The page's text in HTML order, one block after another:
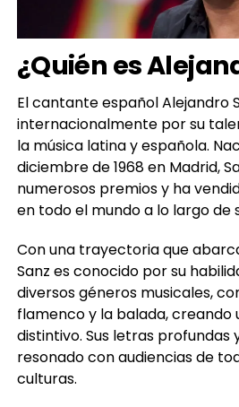
¿Quién es
El cantante español Alejandro
internacionalmente por su
la música latina y española.
diciembre de 1968 en Madrid,
numerosos premios y ha
en todo el mundo a lo largo de
Con una trayectoria que
Sanz es conocido por su
diversos géneros musicales,
flamenco y la balada, creando
distintivo. Sus letras profundas
resonado con audiencias de
culturas.